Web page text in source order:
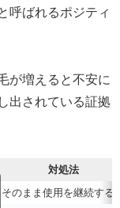
呼ばれるポジティ
が増えると不安に
出されている証拠
対処法
そのまま使用を継続する